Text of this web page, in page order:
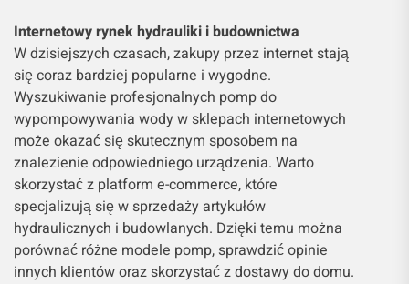
Internetowy rynek hydrauliki i budownictwa
W dzisiejszych czasach, zakupy przez internet stają
się coraz bardziej popularne i wygodne.
Wyszukiwanie profesjonalnych pomp do
wypompowywania wody w sklepach internetowych
może okazać się skutecznym sposobem na
znalezienie odpowiedniego urządzenia. Warto
skorzystać z platform e-commerce, które
specjalizują się w sprzedaży artykułów
hydraulicznych i budowlanych. Dzięki temu można
porównać różne modele pomp, sprawdzić opinie
innych klientów oraz skorzystać z dostawy do domu.